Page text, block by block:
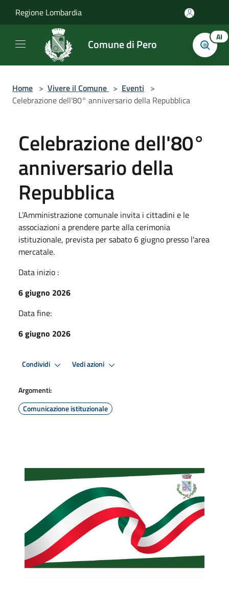
Regione Lombardia
Comune di Pero AI
Home > Vivere il Comune > Eventi >
Celebrazione dell'80° anniversario della Repubblica
Celebrazione dell'80°
anniversario della
Repubblica
L’Amministrazione comunale invita i cittadini e le
associazioni a prendere parte alla cerimonia
istituzionale, prevista per sabato 6 giugno presso l'area
mercatale.
Data inizio :
6 giugno 2026
Data fine:
6 giugno 2026
Condividi Vedi azioni
Argomenti:
Comunicazione istituzionale